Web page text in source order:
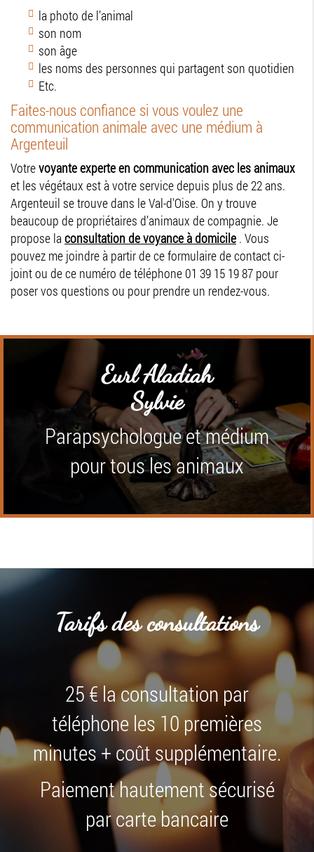
la photo de l’animal
son nom
son âge
les noms des personnes qui partagent son quotidien
Etc.
Faites-nous confiance si vous voulez une
communication animale avec une médium à
Argenteuil
Votrevoyante experte en communication avec les animaux
et les végétaux est à votre service depuis plus de 22 ans.
Argenteuil se trouve dans le Val-d'Oise. On y trouve
beaucoup de propriétaires d’animaux de compagnie. Je
propose laconsultation de voyance à domicile . Vous
pouvez me joindre à partir de ce formulaire de contact ci-
joint ou de ce numéro de téléphone 01 39 15 19 87 pour
poser vos questions ou pour prendre un rendez-vous.
Eurl Aladiah
Sylvie
Parapsychologue et médium
pour tous les animaux
Tarifs des consultations
25 € la consultation par
téléphone les 10 premières
minutes + coût supplémentaire.
Paiement hautement sécurisé
par carte bancaire